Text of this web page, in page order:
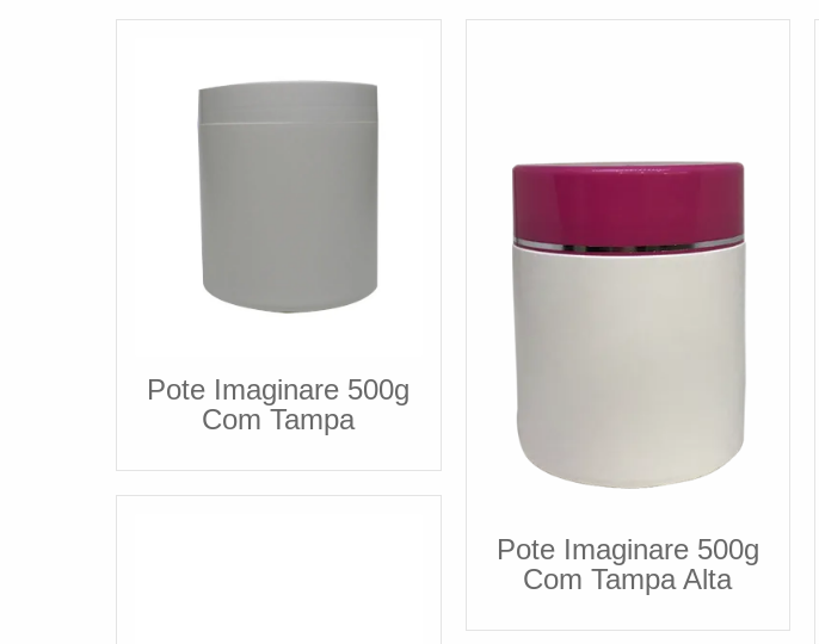
Pote Imaginare 500g
Com Tampa
Pote Imaginare 500g
Com Tampa Alta